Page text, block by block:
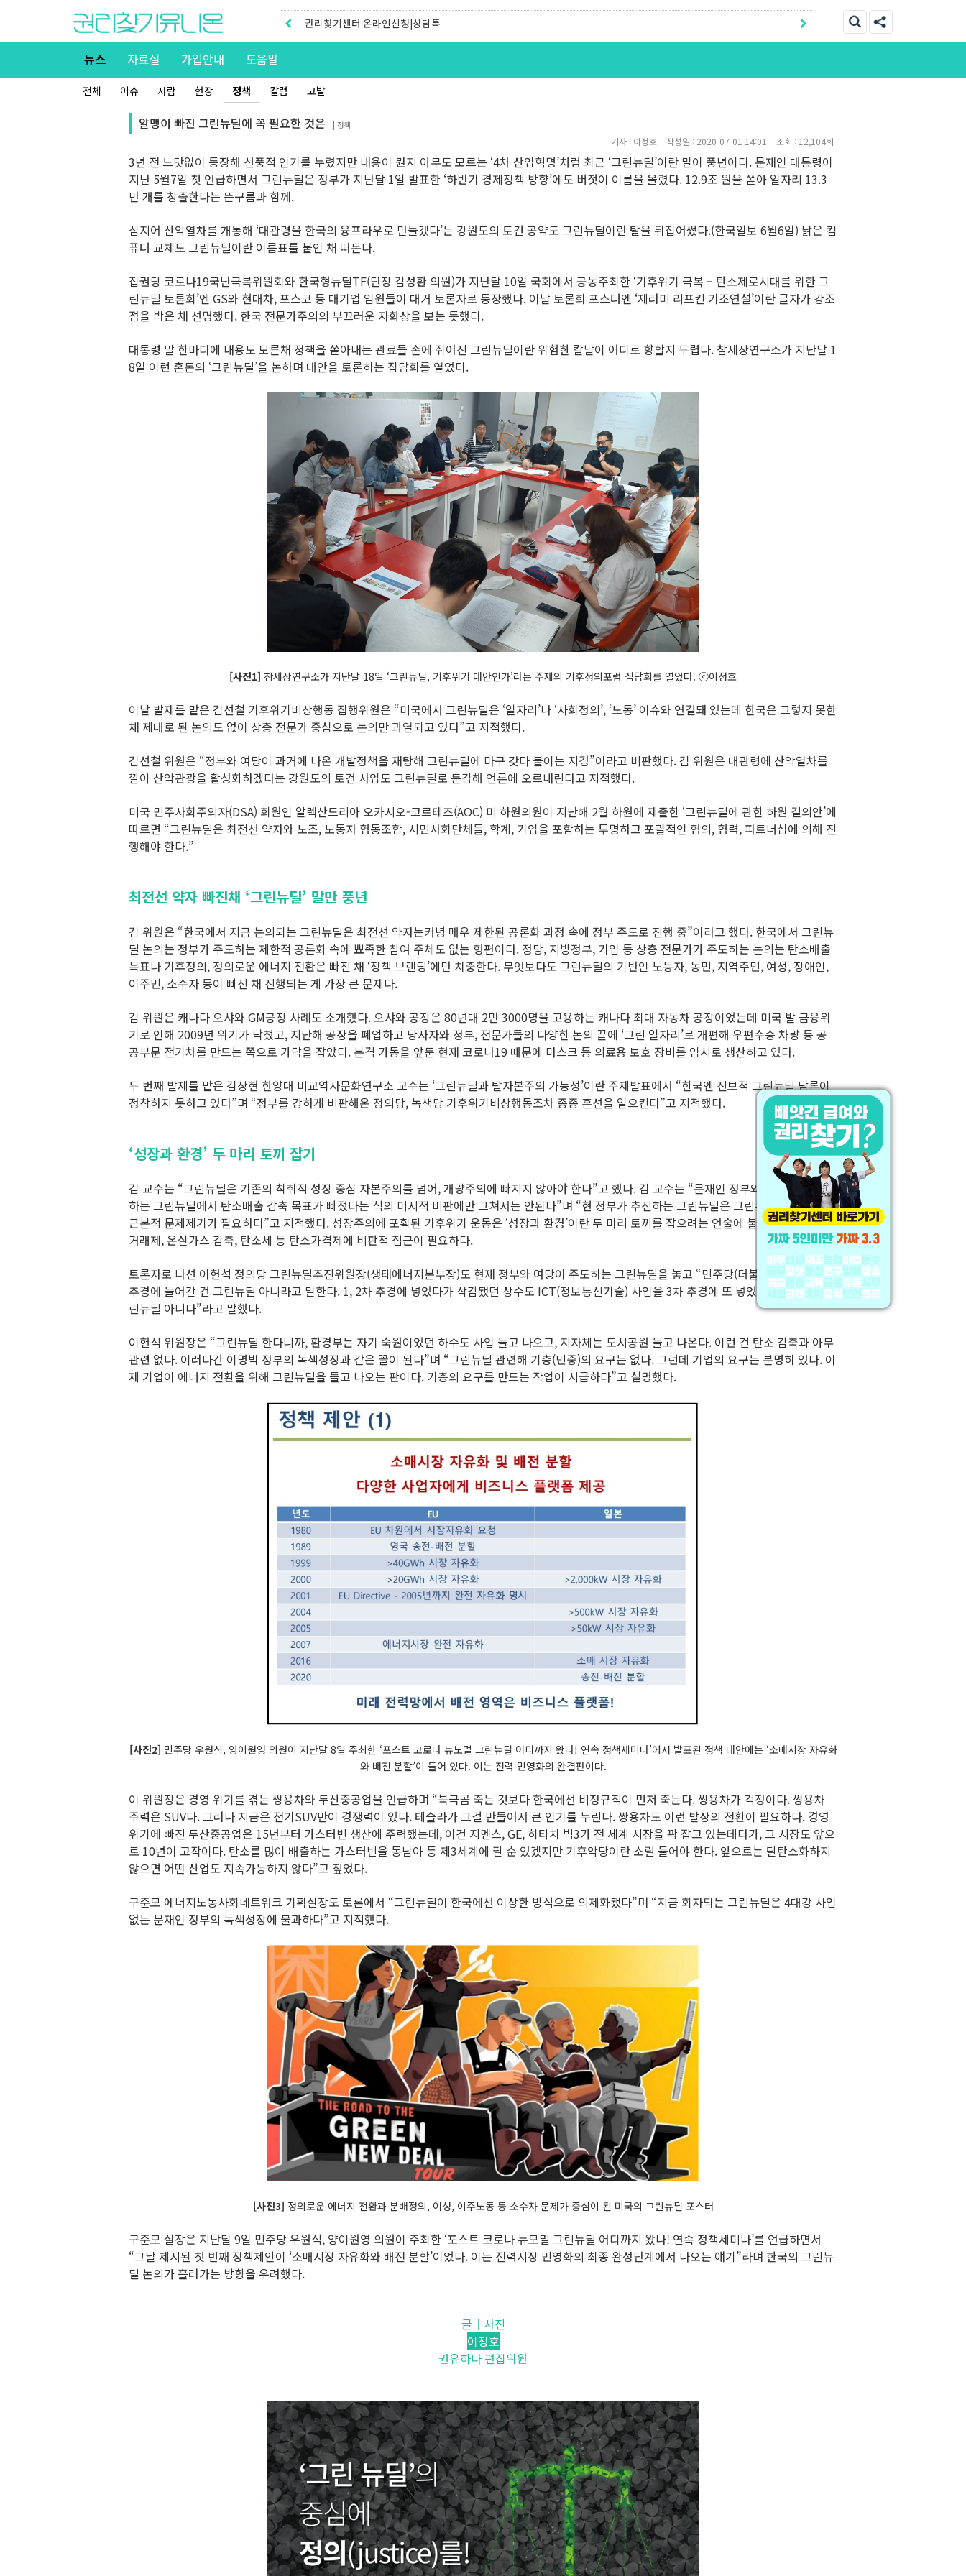
권리찾기유니온 조합원|후원안내
뉴스 자료실 가입안내 도움말
전체 이슈 사람 현장 정책 칼럼 고발
알맹이 빠진 그린뉴딜에 꼭 필요한 것은 |정책
기자 : 이정호 작성일 : 2020-07-01 14:01 조회 : 12,104회
3년 전 느닷없이 등장해 선풍적 인기를 누렸지만 내용이 뭔지 아무도 모르는 ‘4차 산업혁명’처럼 최근 ‘그린뉴딜’이란 말이 풍년이다. 문재인 대통령이
지난 5월7일 첫 언급하면서 그린뉴딜은 정부가 지난달 1일 발표한 ‘하반기 경제정책 방향’에도 버젓이 이름을 올렸다. 12.9조 원을 쏟아 일자리 13.3
만 개를 창출한다는 뜬구름과 함께.
심지어 산악열차를 개통해 ‘대관령을 한국의 융프라우로 만들겠다’는 강원도의 토건 공약도 그린뉴딜이란 탈을 뒤집어썼다.(한국일보 6월6일) 낡은 컴
퓨터 교체도 그린뉴딜이란 이름표를 붙인 채 떠돈다.
집권당 코로나19국난극복위원회와 한국형뉴딜TF(단장 김성환 의원)가 지난달 10일 국회에서 공동주최한 ‘기후위기 극복 – 탄소제로시대를 위한 그
린뉴딜 토론회’엔 GS와 현대차, 포스코 등 대기업 임원들이 대거 토론자로 등장했다. 이날 토론회 포스터엔 ‘제러미 리프킨 기조연설’이란 글자가 강조
점을 박은 채 선명했다. 한국 전문가주의의 부끄러운 자화상을 보는 듯했다.
대통령 말 한마디에 내용도 모른채 정책을 쏟아내는 관료들 손에 쥐어진 그린뉴딜이란 위험한 칼날이 어디로 향할지 두렵다. 참세상연구소가 지난달 1
8일 이런 혼돈의 ‘그린뉴딜’을 논하며 대안을 토론하는 집담회를 열었다.
[사진1] 참세상연구소가 지난달 18일 ‘그린뉴딜, 기후위기 대안인가’라는 주제의 기후정의포럼 집담회를 열었다. ⓒ이정호
이날 발제를 맡은 김선철 기후위기비상행동 집행위원은 “미국에서 그린뉴딜은 ‘일자리’나 ‘사회정의’, ‘노동’ 이슈와 연결돼 있는데 한국은 그렇지 못한
채 제대로 된 논의도 없이 상층 전문가 중심으로 논의만 과열되고 있다”고 지적했다.
김선철 위원은 “정부와 여당이 과거에 나온 개발정책을 재탕해 그린뉴딜에 마구 갖다 붙이는 지경”이라고 비판했다. 김 위원은 대관령에 산악열차를
깔아 산악관광을 활성화하겠다는 강원도의 토건 사업도 그린뉴딜로 둔갑해 언론에 오르내린다고 지적했다.
미국 민주사회주의자(DSA) 회원인 알렉산드리아 오카시오-코르테즈(AOC) 미 하원의원이 지난해 2월 하원에 제출한 ‘그린뉴딜에 관한 하원 결의안’에
따르면 “그린뉴딜은 최전선 약자와 노조, 노동자 협동조합, 시민사회단체들, 학계, 기업을 포함하는 투명하고 포괄적인 협의, 협력, 파트너십에 의해 진
행해야 한다.”
최전선 약자 빠진채 ‘그린뉴딜’ 말만 풍년
김 위원은 “한국에서 지금 논의되는 그린뉴딜은 최전선 약자는커녕 매우 제한된 공론화 과정 속에 정부 주도로 진행 중”이라고 했다. 한국에서 그린뉴
딜 논의는 정부가 주도하는 제한적 공론화 속에 뾰족한 참여 주체도 없는 형편이다. 정당, 지방정부, 기업 등 상층 전문가가 주도하는 논의는 탄소배출
목표나 기후정의, 정의로운 에너지 전환은 빠진 채 ‘정책 브랜딩’에만 치중한다. 무엇보다도 그린뉴딜의 기반인 노동자, 농민, 지역주민, 여성, 장애인,
이주민, 소수자 등이 빠진 채 진행되는 게 가장 큰 문제다.
김 위원은 캐나다 오샤와 GM공장 사례도 소개했다. 오샤와 공장은 80년대 2만 3000명을 고용하는 캐나다 최대 자동차 공장이었는데 미국 발 금융위
기로 인해 2009년 위기가 닥쳤고, 지난해 공장을 폐업하고 당사자와 정부, 전문가들의 다양한 논의 끝에 ‘그린 일자리’로 개편해 우편수송 차량 등 공
공부문 전기차를 만드는 쪽으로 가닥을 잡았다. 본격 가동을 앞둔 현재 코로나19 때문에 마스크 등 의료용 보호 장비를 임시로 생산하고 있다.
두 번째 발제를 맡은 김상현 한양대 비교역사문화연구소 교수는 ‘그린뉴딜과 탈자본주의 가능성’이란 주제발표에서 “한국엔 진보적 그린뉴딜 담론이
정착하지 못하고 있다”며 “정부를 강하게 비판해온 정의당, 녹색당 기후위기비상행동조차 종종 혼선을 일으킨다”고 지적했다.
‘성장과 환경’ 두 마리 토끼 잡기
김 교수는 “그린뉴딜은 기존의 착취적 성장 중심 자본주의를 넘어, 개량주의에 빠지지 않아야 한다”고 했다. 김 교수는 “문재인 정부와 민주당이 추진
하는 그린뉴딜에서 탄소배출 감축 목표가 빠졌다는 식의 미시적 비판에만 그쳐서는 안된다”며 “현 정부가 추진하는 그린뉴딜은 그린뉴딜이 아니라는
근본적 문제제기가 필요하다”고 지적했다. 성장주의에 포획된 기후위기 운동은 ‘성장과 환경’이란 두 마리 토끼를 잡으려는 언술에 불과하다. 배출권
거래제, 온실가스 감축, 탄소세 등 탄소가격제에 비판적 접근이 필요하다.
토론자로 나선 이헌석 정의당 그린뉴딜추진위원장(생태에너지본부장)도 현재 정부와 여당이 주도하는 그린뉴딜을 놓고 “민주당(더불어민주당)도 3차
추경에 들어간 건 그린뉴딜 아니라고 말한다. 1, 2차 추경에 넣었다가 삭감됐던 상수도 ICT(정보통신기술) 사업을 3차 추경에 또 넣었는데 이런 건 그
린뉴딜 아니다”라고 말했다.
이헌석 위원장은 “그린뉴딜 한다니까, 환경부는 자기 숙원이었던 하수도 사업 들고 나오고, 지자체는 도시공원 들고 나온다. 이런 건 탄소 감축과 아무
관련 없다. 이러다간 이명박 정부의 녹색성장과 같은 꼴이 된다”며 “그린뉴딜 관련해 기층(민중)의 요구는 없다. 그런데 기업의 요구는 분명히 있다. 이
제 기업이 에너지 전환을 위해 그린뉴딜을 들고 나오는 판이다. 기층의 요구를 만드는 작업이 시급하다”고 설명했다.
[사진2] 민주당 우원식, 양이원영 의원이 지난달 8일 주최한 ‘포스트 코로나 뉴노멀 그린뉴딜 어디까지 왔나! 연속 정책세미나’에서 발표된 정책 대안에는 ‘소매시장 자유화
와 배전 분할’이 들어 있다. 이는 전력 민영화의 완결판이다.
이 위원장은 경영 위기를 겪는 쌍용차와 두산중공업을 언급하며 “북극곰 죽는 것보다 한국에선 비정규직이 먼저 죽는다. 쌍용차가 걱정이다. 쌍용차
주력은 SUV다. 그러나 지금은 전기SUV만이 경쟁력이 있다. 테슬라가 그걸 만들어서 큰 인기를 누린다. 쌍용차도 이런 발상의 전환이 필요하다. 경영
위기에 빠진 두산중공업은 15년부터 가스터빈 생산에 주력했는데, 이건 지멘스, GE, 히타치 빅3가 전 세계 시장을 꽉 잡고 있는데다가, 그 시장도 앞으
로 10년이 고작이다. 탄소를 많이 배출하는 가스터빈을 동남아 등 제3세계에 팔 순 있겠지만 기후악당이란 소릴 들어야 한다. 앞으로는 탈탄소화하지
않으면 어떤 산업도 지속가능하지 않다”고 짚었다.
구준모 에너지노동사회네트워크 기획실장도 토론에서 “그린뉴딜이 한국에선 이상한 방식으로 의제화됐다”며 “지금 회자되는 그린뉴딜은 4대강 사업
없는 문재인 정부의 녹색성장에 불과하다”고 지적했다.
[사진3] 정의로운 에너지 전환과 분배정의, 여성, 이주노동 등 소수자 문제가 중심이 된 미국의 그린뉴딜 포스터
구준모 실장은 지난달 9일 민주당 우원식, 양이원영 의원이 주최한 ‘포스트 코로나 뉴모멀 그린뉴딜 어디까지 왔나! 연속 정책세미나’를 언급하면서
“그날 제시된 첫 번째 정책제안이 ‘소매시장 자유화와 배전 분할’이었다. 이는 전력시장 민영화의 최종 완성단계에서 나오는 얘기”라며 한국의 그린뉴
딜 논의가 흘러가는 방향을 우려했다.
글│사진
이정호
권유하다 편집위원